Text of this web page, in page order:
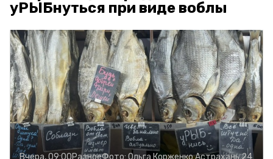
уРЫБнуться при виде воблы
Вчера, 09:00РазноеФото: Ольга КорженкоАстрахань 24